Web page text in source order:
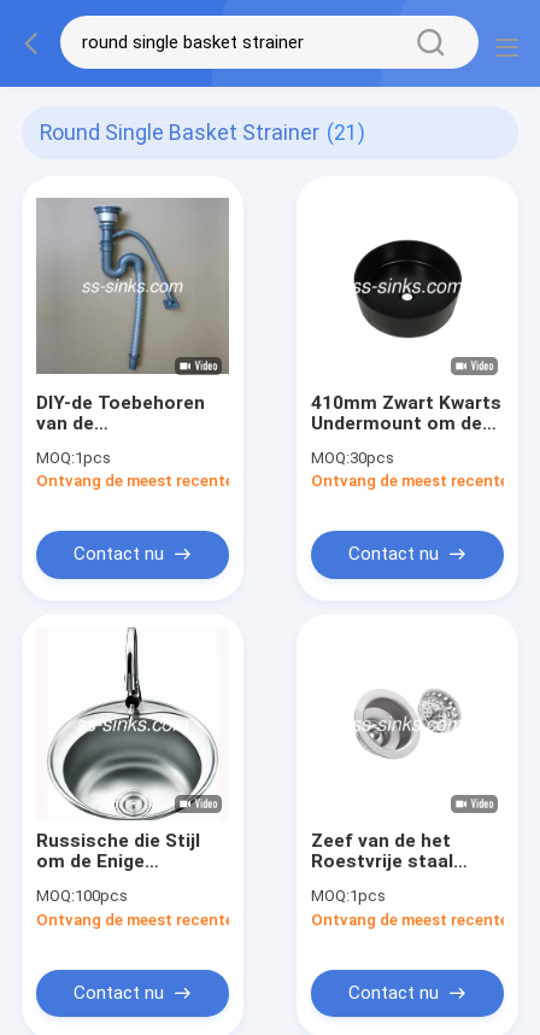
Round Single Basket Strainer (21)
DIY-de Toebehoren
van de
om Enige Mandzeef
met Plastic Pijp
MOQ:1pcs
Ontvang de meest recente Prijs
Contact nu
410mm Zwart Kwarts
Undermount om de
de Komkeuken met
Splashback
MOQ:30pcs
Ontvang de meest recente
Contact nu
Russische die Stijl
om de Enige
Komkeuken met
Tapkraan 5151 4949
MOQ:100pcs
Ontvang de meest recente Prijs
Contact nu
Zeef van de het
Roestvrije staal
van PSON de Semi
voor Enige Kom
MOQ:1pcs
Ontvang de meest recente
Contact nu